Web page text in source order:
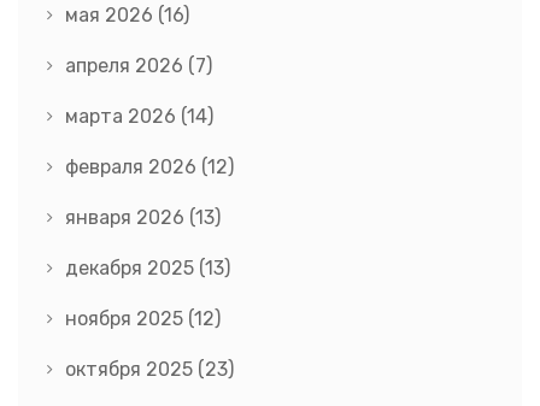
мая 2026 (16)
апреля 2026 (7)
марта 2026 (14)
февраля 2026 (12)
января 2026 (13)
декабря 2025 (13)
ноября 2025 (12)
октября 2025 (23)